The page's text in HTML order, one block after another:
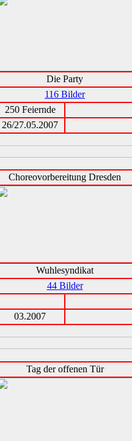
Die Party
116 Bilder
250 Feiernde
26/27.05.2007
Choreovorbereitung Dresden
Wuhlesyndikat
44 Bilder
03.2007
Tag der offenen Tür